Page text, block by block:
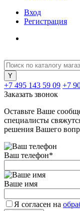
Вход
Регистрация
+7 495 143 59 09 +7
Заказать звонок
Оставьте Ваше
специалисты
решения Вашего
Ваш телефон*
Ваше имя
Я согласен на